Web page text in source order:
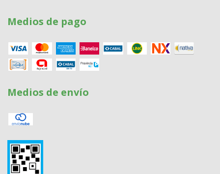
Medios de pago
Medios de envío